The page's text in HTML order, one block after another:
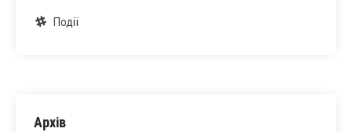
Події
Архів